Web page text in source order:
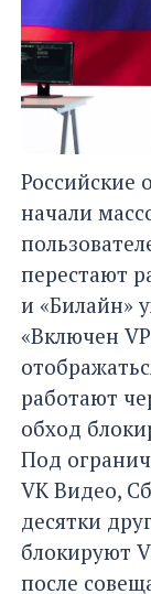
Российские
начали
перестают
и «Билайн»
«Включен
работают
обход
Под
VK Видео,
десятки
блокируют
после